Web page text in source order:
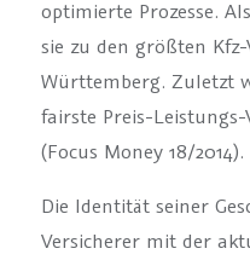
optimierte Prozesse.
sie zu den größten
Württemberg. Zuletzt
fairste Preis-
(Focus Money 18/2014).
Die Identität seiner
Versicherer mit der